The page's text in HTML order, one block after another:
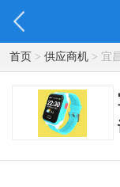
首页> 供应商机> 宜